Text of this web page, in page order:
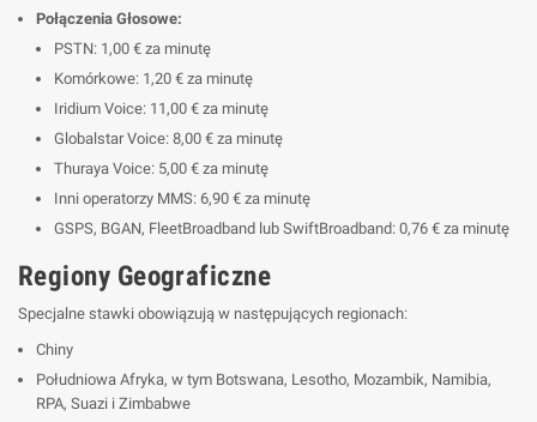
Połączenia Głosowe:
PSTN: 1,00 € za minutę
Komórkowe: 1,20 € za minutę
Iridium Voice: 11,00 € za minutę
Globalstar Voice: 8,00 € za minutę
Thuraya Voice: 5,00 € za minutę
Inni operatorzy MMS: 6,90 € za minutę
GSPS, BGAN, FleetBroadband lub SwiftBroadband: 0,76 € za minutę
Regiony Geograficzne
Specjalne stawki obowiązują w następujących regionach:
Chiny
Południowa Afryka, w tym Botswana, Lesotho, Mozambik, Namibia,
RPA, Suazi i Zimbabwe